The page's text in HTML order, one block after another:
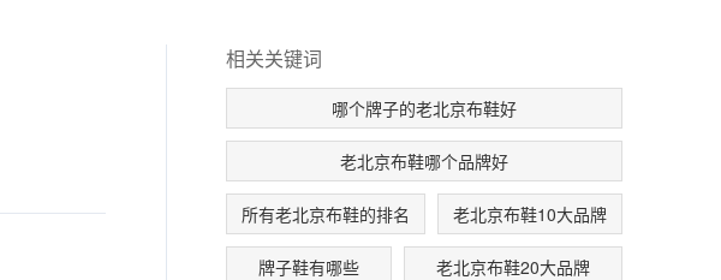
相关关键词
哪个牌子的老北京布鞋好
老北京布鞋哪个品牌好
所有老北京布鞋的排名 老北京布鞋10大品牌
牌子鞋有哪些 老北京布鞋20大品牌